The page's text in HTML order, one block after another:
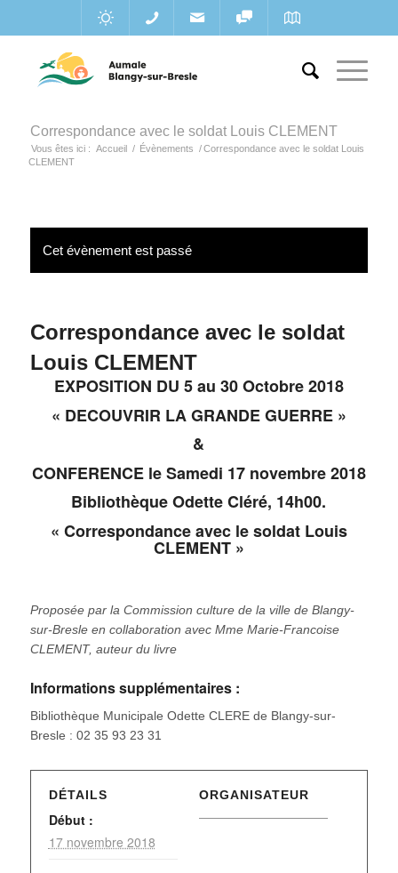
Correspondance avec le soldat Louis CLEMENT
Vous êtes ici : Accueil / Évènements / Correspondance avec le soldat Louis
CLEMENT
Cet évènement est passé
Correspondance avec le soldat
Louis CLEMENT
EXPOSITION DU 5 au 30 Octobre 2018
« DECOUVRIR LA GRANDE GUERRE »
&
CONFERENCE le Samedi 17 novembre 2018
Bibliothèque Odette Cléré, 14h00.
« Correspondance avec le soldat Louis
CLEMENT »
Proposée par la Commission culture de la ville de Blangy-
sur-Bresle en collaboration avec Mme Marie-Francoise
CLEMENT, auteur du livre
Informations supplémentaires :
Bibliothèque Municipale Odette CLERE de Blangy-sur-
Bresle : 02 35 93 23 31
DÉTAILS
Début :
17 novembre 2018
ORGANISATEUR